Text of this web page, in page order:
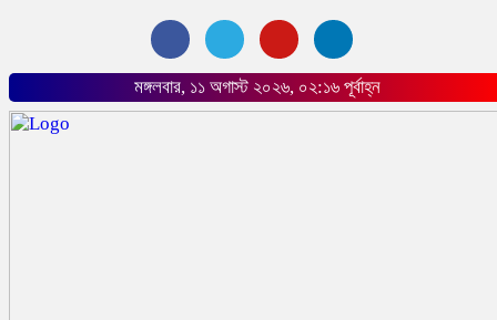
মঙ্গলবার, ১১ অগাস্ট ২০২৬, ০২:১৬ পূর্বাহ্ন